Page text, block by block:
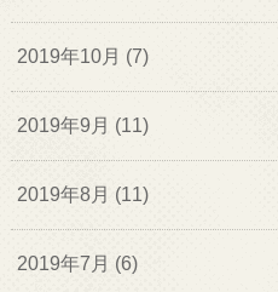
2019年10月 (7)
2019年9月 (11)
2019年8月 (11)
2019年7月 (6)